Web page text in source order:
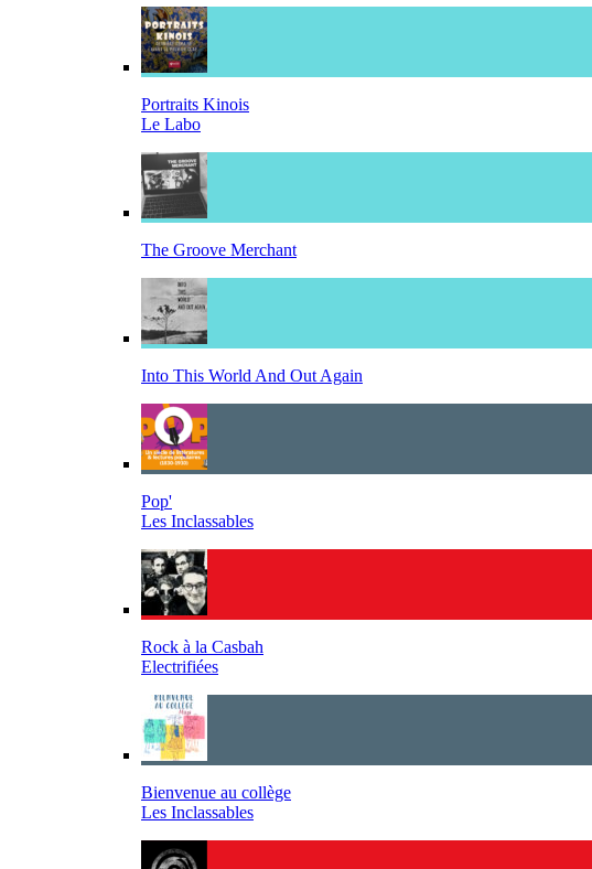
Portraits Kinois
Le Labo
The Groove Merchant
Into This World And Out Again
Pop'
Les Inclassables
Rock à la Casbah
Electrifiées
Bienvenue au collège
Les Inclassables